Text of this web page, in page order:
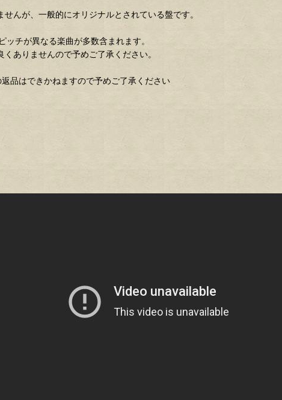
んが、一般的にオリジナルとされている盤です。
チが異なる楽曲が多数含まれます。
ありませんので予めご了承ください。
品はできかねますので予めご了承ください